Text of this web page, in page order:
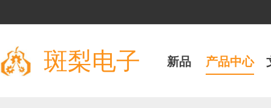
斑梨电子 新品 产品中心